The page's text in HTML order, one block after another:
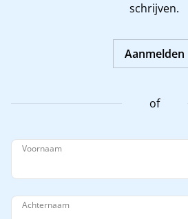
schrijven.
Aanmelden
of
Voornaam
Achternaam